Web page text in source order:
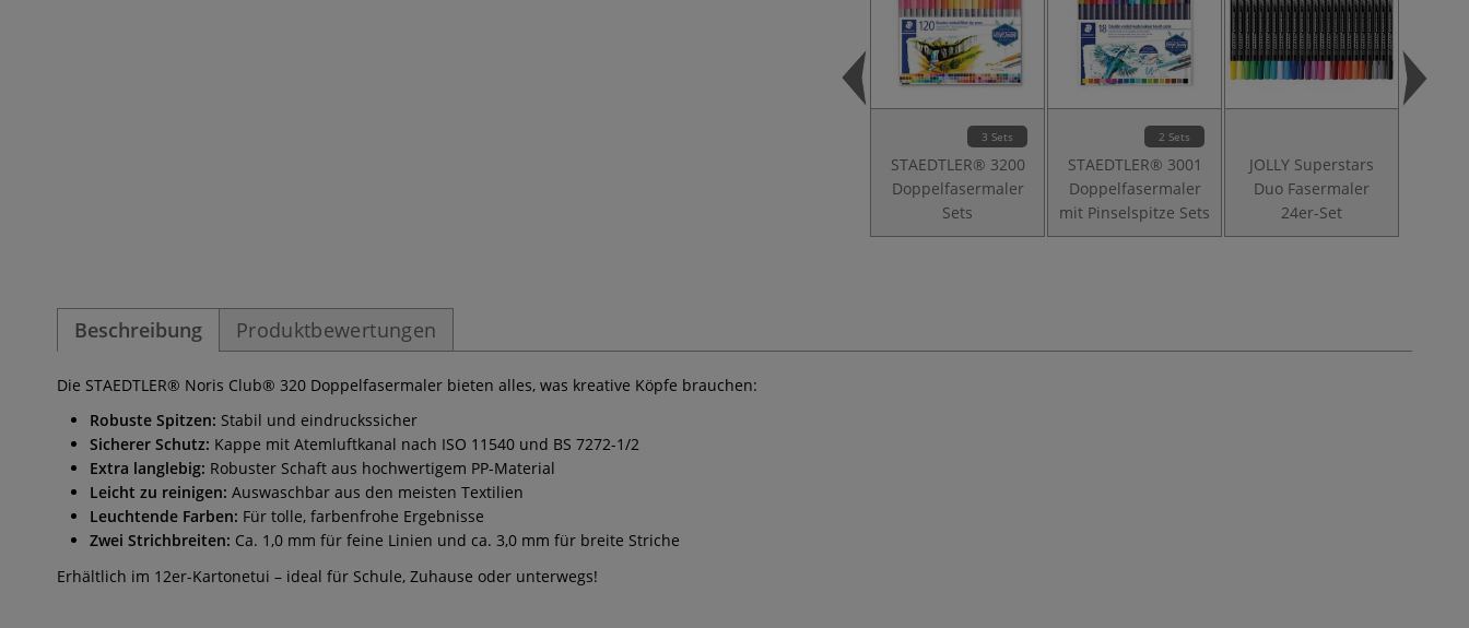
3 Sets
STAEDTLER® 3200
Doppelfasermaler
Sets
2 Sets
STAEDTLER® 3001
Doppelfasermaler
mit Pinselspitze Sets
JOLLY Superstars
Duo Fasermaler
24er-Set
Beschreibung Produktbewertungen
Die STAEDTLER® Noris Club® 320 Doppelfasermaler bieten alles, was kreative Köpfe brauchen:
Robuste Spitzen: Stabil und eindruckssicher
Sicherer Schutz: Kappe mit Atemluftkanal nach ISO 11540 und BS 7272-1/2
Extra langlebig: Robuster Schaft aus hochwertigem PP-Material
Leicht zu reinigen: Auswaschbar aus den meisten Textilien
Leuchtende Farben: Für tolle, farbenfrohe Ergebnisse
Zwei Strichbreiten: Ca. 1,0 mm für feine Linien und ca. 3,0 mm für breite Striche
Erhältlich im 12er-Kartonetui – ideal für Schule, Zuhause oder unterwegs!